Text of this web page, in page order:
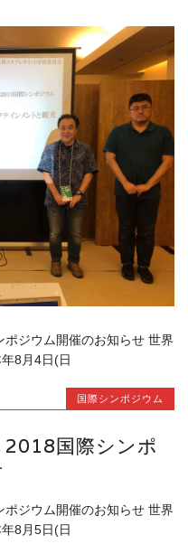
ジウム開催のお知らせ 世界
8月4日(日
国際シンポジウム
国際シンポ
ジウム開催のお知らせ 世界
8月5日(日